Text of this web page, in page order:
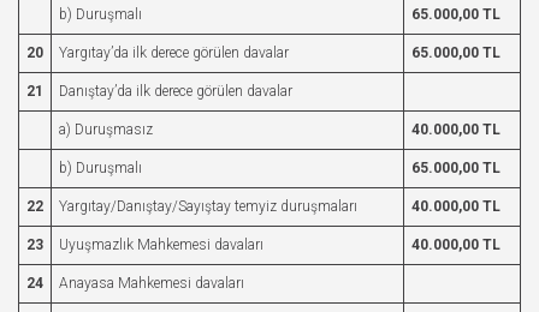
b) Duruşmalı 65.000,00 TL
20 Yargıtay’da ilk derece görülen davalar 65.000,00 TL
21 Danıştay’da ilk derece görülen davalar
a) Duruşmasız 40.000,00 TL
b) Duruşmalı 65.000,00 TL
22 Yargıtay/Danıştay/Sayıştay temyiz duruşmaları 40.000,00 TL
23 Uyuşmazlık Mahkemesi davaları 40.000,00 TL
24 Anayasa Mahkemesi davaları